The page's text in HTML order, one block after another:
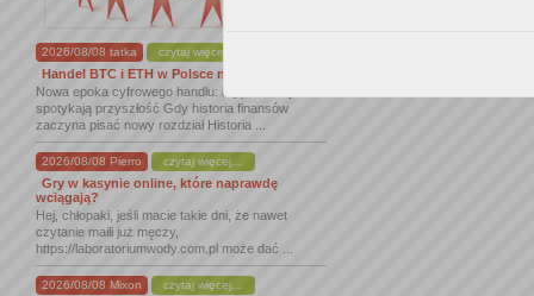
2026/08/08 tatka czytaj więcej...
Handel BTC i ETH w Polsce na nowym ...
Nowa epoka cyfrowego handlu: kryptowaluty
spotykają przyszłość Gdy historia finansów
zaczyna pisać nowy rozdział Historia ...
2026/08/08 Pierro czytaj więcej...
Gry w kasynie online, które naprawdę
wciągają?
Hej, chłopaki, jeśli macie takie dni, że nawet
czytanie maili już męczy,
https://laboratoriumwody.com.pl może dać ...
2026/08/08 Mixon czytaj więcej...